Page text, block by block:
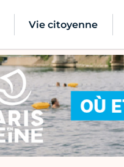
Vie citoyenne